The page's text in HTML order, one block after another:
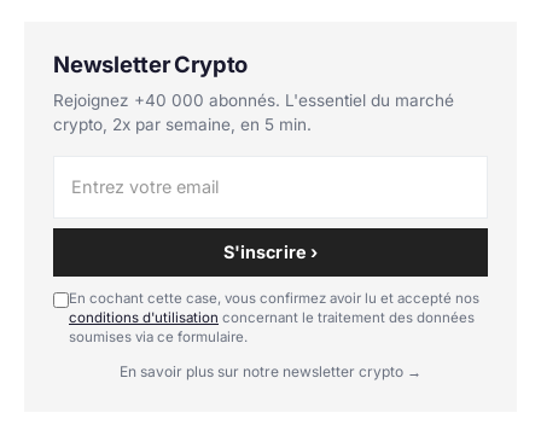
Newsletter Crypto
Rejoignez +40 000 abonnés. L'essentiel du marché
crypto, 2x par semaine, en 5 min.
S'inscrire ›
En cochant cette case, vous confirmez avoir lu et accepté nos
conditions d'utilisation concernant le traitement des données
soumises via ce formulaire.
En savoir plus sur notre newsletter crypto →